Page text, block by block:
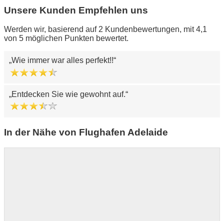
Unsere Kunden Empfehlen uns
Werden wir, basierend auf 2 Kundenbewertungen, mit 4,1
von 5 möglichen Punkten bewertet.
Wie immer war alles perfekt!!
Entdecken Sie wie gewohnt auf.
In der Nähe von Flughafen Adelaide